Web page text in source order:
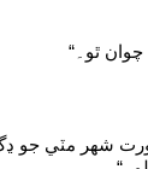
چوان ٿو۔“
شهر مٽي جو